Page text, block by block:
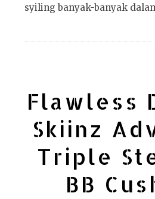
syiling banyak-banyak
Flawless
Skiinz
Triple
BB